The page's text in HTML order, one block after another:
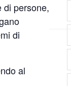
di persone,
di
al